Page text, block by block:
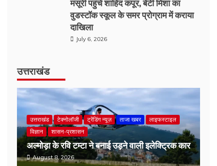
उत्तराखंड टेक्नोलॉजी
विज्ञान
शासन-प्रशासन
अल्मोड़ा के रवि टम्टा ने बनाई उड़ने वाली इलेक्ट्रिक कार
August 8, 2026
अपराध उत्तराखंड ताजा खबर
धर्म-समाज
शासन-प्रशासन